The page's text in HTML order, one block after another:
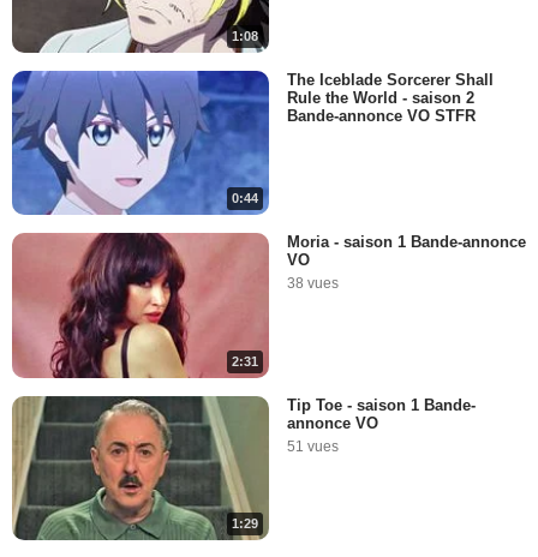
1:08
0:44
The Iceblade Sorcerer Shall
Rule the World - saison 2
Bande-annonce VO STFR
2:31
Moria - saison 1 Bande-annonce
VO
38 vues
1:29
Tip Toe - saison 1 Bande-
annonce VO
51 vues